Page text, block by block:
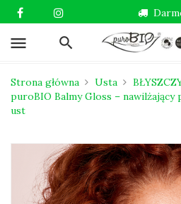
menu
Strona główna Usta
puroBIO Balmy Gloss – nawilżający
ust